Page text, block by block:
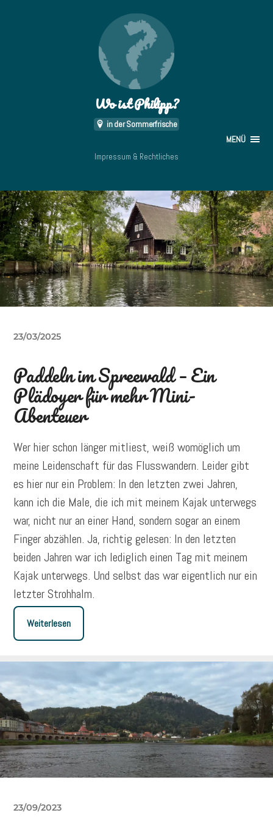
Wo ist Philipp?
in der Sommerfrische
MENÜ
Impressum & Rechtliches
23/03/2025
Paddeln im Spreewald – Ein
Plädoyer für mehr Mini-
Abenteuer
Wer hier schon länger mitliest, weiß womöglich um
meine Leidenschaft für das Flusswandern. Leider gibt
es hier nur ein Problem: In den letzten zwei Jahren,
kann ich die Male, die ich mit meinem Kajak unterwegs
war, nicht nur an einer Hand, sondern sogar an einem
Finger abzählen. Ja, richtig gelesen: In den letzten
beiden Jahren war ich lediglich einen Tag mit meinem
Kajak unterwegs. Und selbst das war eigentlich nur ein
letzter Strohhalm.
Weiterlesen
23/09/2023